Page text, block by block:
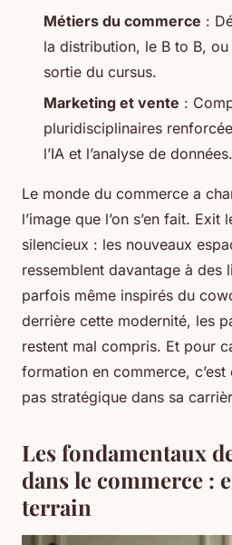
Métiers du commerce :
la distribution, le B to B,
sortie du cursus.
Marketing et vente :
pluridisciplinaires
l’IA et l’analyse de données.
Le monde du commerce a
l’image que l’on s’en fait.
silencieux : les nouveaux
ressemblent davantage à des
parfois même inspirés du
derrière cette modernité, les
restent mal compris. Et pour
formation en commerce,
pas stratégique dans sa
Les fondamentaux
dans le commerce :
terrain